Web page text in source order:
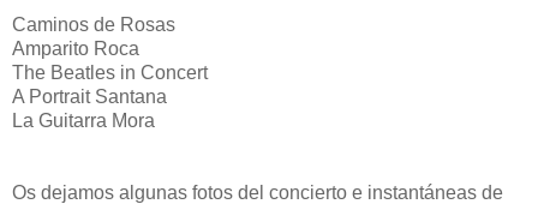
Caminos de Rosas
Amparito Roca
The Beatles in Concert
A Portrait Santana
La Guitarra Mora
Os dejamos algunas fotos del concierto e instantáneas de